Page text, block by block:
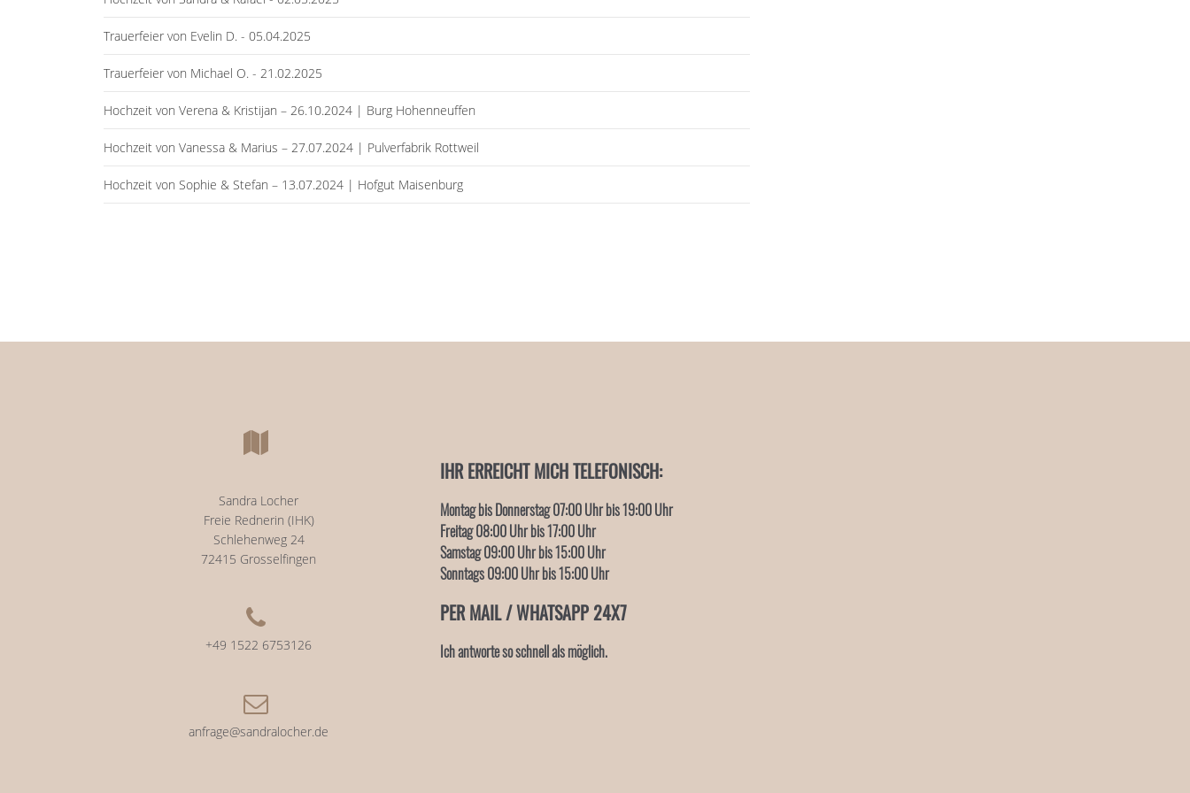
Trauerfeier von Evelin D. - 05.04.2025
Trauerfeier von Michael O. - 21.02.2025
Hochzeit von Verena & Kristijan – 26.10.2024 | Burg Hohenneuffen
Hochzeit von Vanessa & Marius – 27.07.2024 | Pulverfabrik Rottweil
Hochzeit von Sophie & Stefan – 13.07.2024 | Hofgut Maisenburg
Sandra Locher
Freie Rednerin (IHK)
Schlehenweg 24
72415 Grosselfingen
+49 1522 6753126
anfrage@sandralocher.de
IHR ERREICHT MICH TELEFONISCH:
Montag bis Donnerstag 07:00 Uhrbis 19:00 Uhr
Freitag 08:00 Uhrbis 17:00 Uhr
Samstag 09:00 Uhrbis 15:00 Uhr
Sonntags 09:00 Uhrbis 15:00 Uhr
PER MAIL / WHATSAPP24X7
Ich antworte so schnell als möglich.